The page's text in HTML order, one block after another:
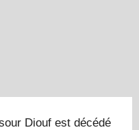
Diouf est décédé